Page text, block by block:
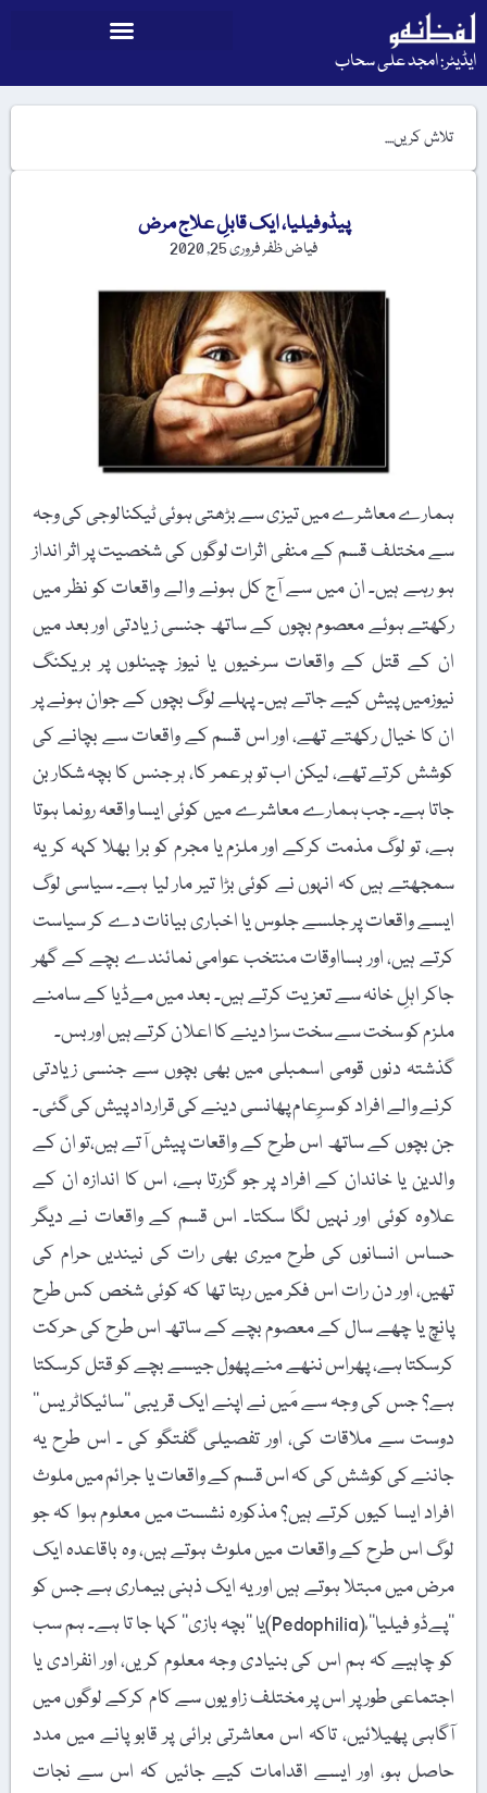
ایڈیٹر: امجد علی سحاب
پیڈوفیلیا، ایک قابلِ علاج مرض
فیاض ظفرفروری 25, 2020
ہمارے معاشرے میں تیزی سے بڑھتی ہوئی ٹیکنالوجی کی وجہ
سے مختلف قسم کے منفی اثرات لوگوں کی شخصیت پر اثر انداز
ہو رہے ہیں۔ ان میں سے آج کل ہونے والے واقعات کو نظر میں
رکھتے ہوئے معصوم بچوں کے ساتھ جنسی زیادتی اور بعد میں
ان کے قتل کے واقعات سرخیوں یا نیوز چینلوں پر بریکنگ
نیوزمیں پیش کیے جاتے ہیں۔ پہلے لوگ بچوں کے جوان ہونے پر
ان کا خیال رکھتے تھے، اور اس قسم کے واقعات سے بچانے کی
کوشش کرتے تھے، لیکن اب تو ہر عمر کا، ہر جنس کا بچہ شکار بن
جاتا ہے۔ جب ہمارے معاشرے میں کوئی ایسا واقعہ رونما ہوتا
ہے، تو لوگ مذمت کرکے اور ملزم یا مجرم کو برا بھلا کہہ کر یہ
سمجھتے ہیں کہ انہوں نے کوئی بڑا تیر مار لیا ہے۔ سیاسی لوگ
ایسے واقعات پر جلسے جلوس یا اخباری بیانات دے کر سیاست
کرتے ہیں، اور بسااوقات منتخب عوامی نمائندے بچے کے گھر
جاکر اہلِ خانہ سے تعزیت کرتے ہیں۔ بعد میں مےڈیا کے سامنے
ملزم کو سخت سے سخت سزا دینے کا اعلان کرتے ہیں اور بس۔
گذشتہ دنوں قومی اسمبلی میں بھی بچوں سے جنسی زیادتی
کرنے والے افراد کو سرِعام پھانسی دینے کی قرارداد پیش کی گئی۔
جن بچوں کے ساتھ اس طرح کے واقعات پیش آتے ہیں،تو ان کے
والدین یا خاندان کے افراد پر جو گزرتا ہے، اس کا اندازہ ان کے
علاوہ کوئی اور نہیں لگا سکتا۔ اس قسم کے واقعات نے دیگر
حساس انسانوں کی طرح میری بھی رات کی نیندیں حرام کی
تھیں، اور دن رات اس فکر میں رہتا تھا کہ کوئی شخص کس طرح
پانچ یا چھے سال کے معصوم بچے کے ساتھ اس طرح کی حرکت
کرسکتا ہے، پھراس ننھے منے پھول جیسے بچے کو قتل کرسکتا
ہے؟ جس کی وجہ سے مَیں نے اپنے ایک قریبی ’’سائیکاٹریس‘‘
دوست سے ملاقات کی، اور تفصیلی گفتگو کی ۔ اس طرح یہ
جاننے کی کوشش کی کہ اس قسم کے واقعات یا جرائم میں ملوث
افراد ایسا کیوں کرتے ہیں؟ مذکورہ نشست میں معلوم ہوا کہ جو
لوگ اس طرح کے واقعات میں ملوث ہوتے ہیں، وہ باقاعدہ ایک
مرض میں مبتلا ہوتے ہیں اور یہ ایک ذہنی بیماری ہے جس کو
’’پےڈو فیلیا‘‘ ُ(Pedophilia)یا ’’بچہ بازی‘‘ کہا جا تا ہے۔ ہم سب
کو چاہیے کہ ہم اس کی بنیادی وجہ معلوم کریں، اور انفرادی یا
اجتماعی طور پر اس پر مختلف زاویوں سے کام کرکے لوگوں میں
آگاہی پھیلائیں، تاکہ اس معاشرتی برائی پر قابو پانے میں مدد
حاصل ہو، اور ایسے اقدامات کیے جائیں کہ اس سے نجات